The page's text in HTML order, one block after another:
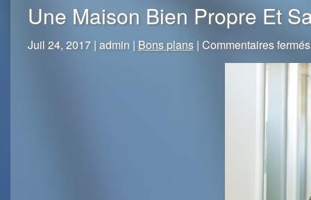
Une Maison Bien Propre Et
Juil 24, 2017 | admin | Bons plans | Commentaires fermés